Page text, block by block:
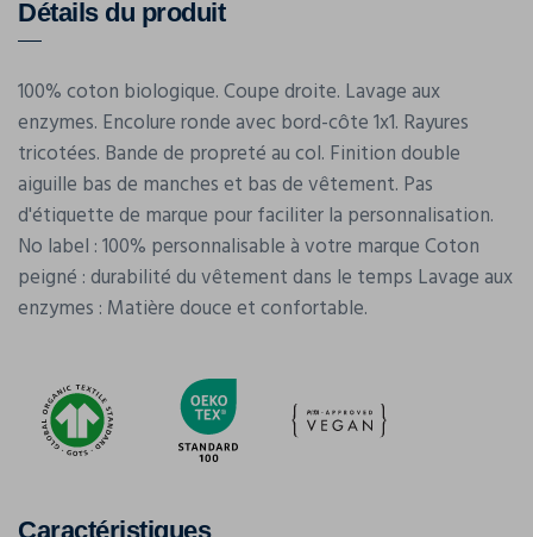
Détails du produit
100% coton biologique. Coupe droite. Lavage aux
enzymes. Encolure ronde avec bord-côte 1x1. Rayures
tricotées. Bande de propreté au col. Finition double
aiguille bas de manches et bas de vêtement. Pas
d'étiquette de marque pour faciliter la personnalisation.
No label : 100% personnalisable à votre marque Coton
peigné : durabilité du vêtement dans le temps Lavage aux
enzymes : Matière douce et confortable.
Caractéristiques